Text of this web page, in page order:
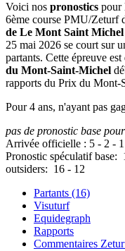
Voici nos pronostics pour
6ème course PMU/Zeturf
de Le Mont Saint Michel
25 mai 2026 se court sur
partants. Cette épreuve
du Mont-Saint-Michel
rapports du Prix du Mont-
Pour 4 ans, n'ayant pas
pas de pronostic base
Arrivée officielle : 5 - 2 - 1
Pronostic spéculatif base:
outsiders: 16 - 12
Partants (16)
Visuturf
Equidegraph
Rapports
Commentaires